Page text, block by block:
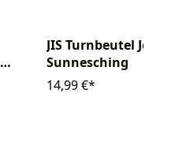
JIS Turnbeutel Jeck
Sunnesching
14,99 €*